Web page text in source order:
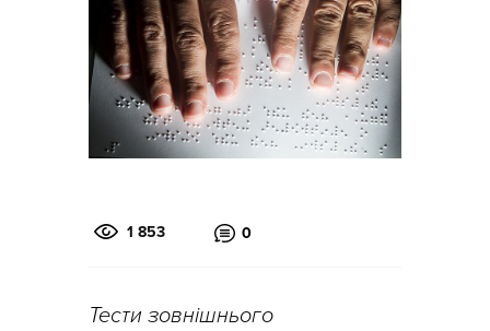
1 853 0
Тести зовнішнього